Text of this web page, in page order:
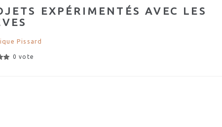
EXPÉRIMENTÉS AVEC LES
Pissard
0 vote